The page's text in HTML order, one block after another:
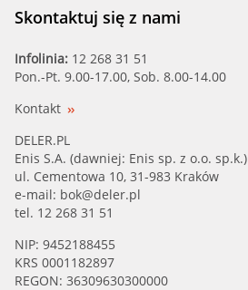
Skontaktuj się z nami
Infolinia: 12 268 31 51
Pon.-Pt. 9.00-17.00, Sob. 8.00-14.00
Kontakt
DELER.PL
Enis S.A. (dawniej: Enis sp. z o.o. sp.k.)
ul. Cementowa 10, 31-983 Kraków
e-mail: bok@deler.pl
tel. 12 268 31 51
NIP: 9452188455
KRS 0001182897
REGON: 36309630300000